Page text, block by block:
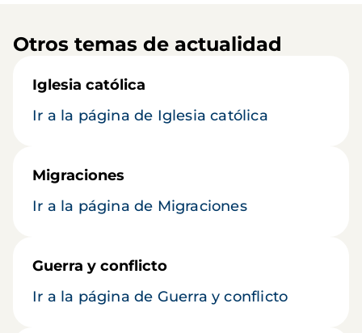
Otros temas de actualidad
Iglesia católica
Ir a la página de Iglesia católica
Migraciones
Ir a la página de Migraciones
Guerra y conflicto
Ir a la página de Guerra y conflicto